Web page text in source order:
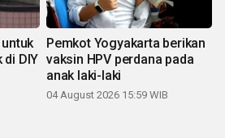
di DIY
Pemkot Yogyakarta berikan
vaksin HPV perdana pada
anak laki-laki
04 August 2026 15:59 WIB